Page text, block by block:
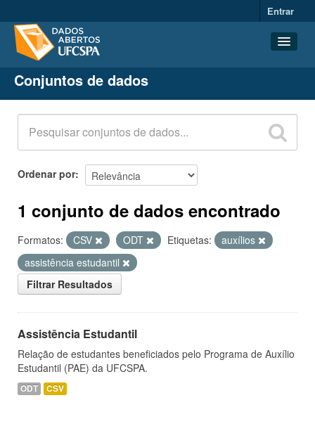
Entrar
Conjuntos de dados
Organizações
Grupos
Sobre
Conjuntos de dados
Ordenar por
1 conjunto de dados encontrado
Formatos: CSV ODT Etiquetas:
auxílios
assistência estudantil
Filtrar Resultados
Assistência Estudantil
Relação de estudantes beneficiados pelo Programa de Auxílio
Estudantil (PAE) da UFCSPA.
ODT CSV